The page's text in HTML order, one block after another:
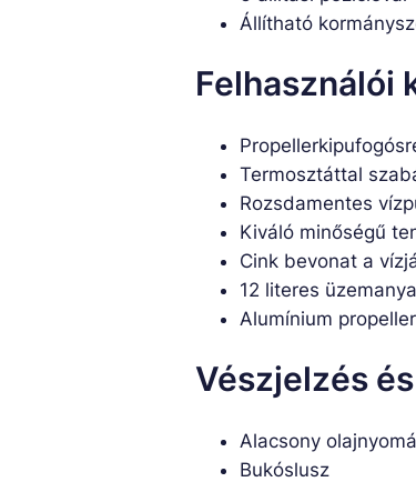
Állítható
Felhasználói
Termosztáttal
Rozsdamentes
Kiváló minőségű
Cink bevonat a
12 literes
Alumínium propeller
Vészjelzés
Alacsony
Bukóslusz